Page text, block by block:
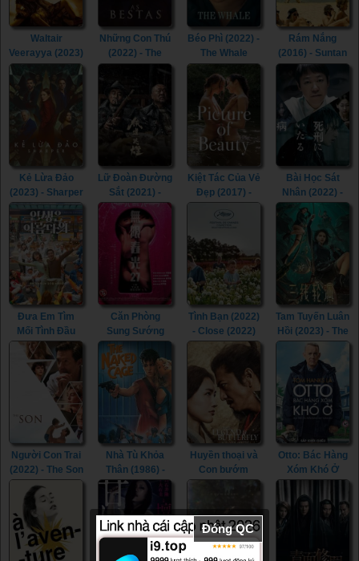
Waltair
Veerayya (2023)
Veerayya (2023)
Những Con Thú
(2022) - The
Béo Phì (2022) -
The Whale
Rám Nắng
(2016) - Suntan
(2016)
Kẻ Lừa Đảo
(2023) - Sharper
(2023)
Lữ Đoàn Đường
Sắt (2021) -
Railway Heroes
(2021)
Kiệt Tác Của Vẻ
Đẹp (2017) -
Picture of
Bài Học Sát
Nhân (2022) -
Lesson in
Murder (2022)
Đưa Em Tìm
Mối Tình Đầu
(2022) - Life Is
Beautiful (2022)
Căn Phòng
Sung Sướng
(2015) - In the
Room (2015)
Tình Bạn (2022)
- Close (2022)
Tam Tuyến Luân
Hồi (2023) - The
River (2023)
Người Con Trai
(2022) - The Son
(2022)
Nhà Tù Khỏa
Thân (1986) -
The Naked
Cage (1986)
Huyền thoại và
Con bướm
Butterfly (2023)
Otto: Bác Hàng
Xóm Khó Ở
Called Otto
(2022)
Đóng QC